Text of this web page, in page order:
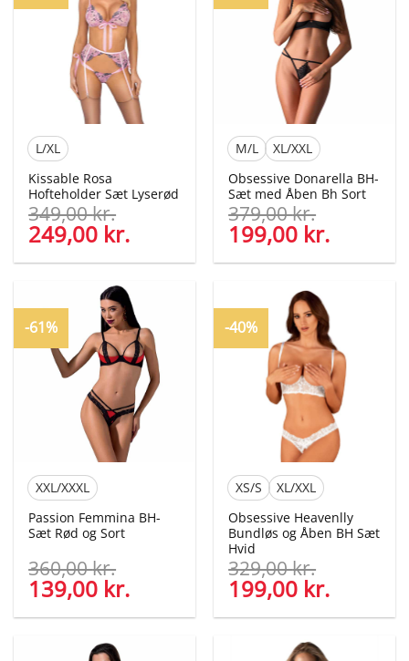
L/XL
Kissable Rosa
Hofteholder Sæt Lyserød
349,00kr.
Den
oprindelige
pris
349,00 kr..
249,00 kr.
pris
er:
249,00 kr..
M/L
XL/XXL
Obsessive Donarella BH-
Sæt med Åben Bh Sort
379,00kr.
Den
oprindelige
pris
379,00 kr..
199,00 kr.
pris
199,00
-61%
XXL/XXXL
Passion Femmina BH-
Sæt Rød og Sort
360,00kr.
Den
oprindelige
pris
139,00 kr.
pris
-40%
XS/S
XL/XXL
Obsessive Heavenlly
Bundløs og Åben BH Sæt
Hvid
329,00kr.
Den
oprindelige
pris
199,00 kr.
pris